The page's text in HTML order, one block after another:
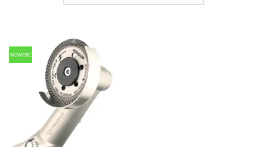
NOWOŚĆ